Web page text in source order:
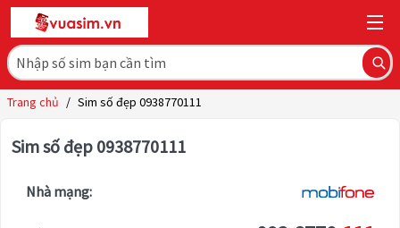
Trang chủ / Sim số đẹp 0938770111
Sim số đẹp 0938770111
Nhà mạng: